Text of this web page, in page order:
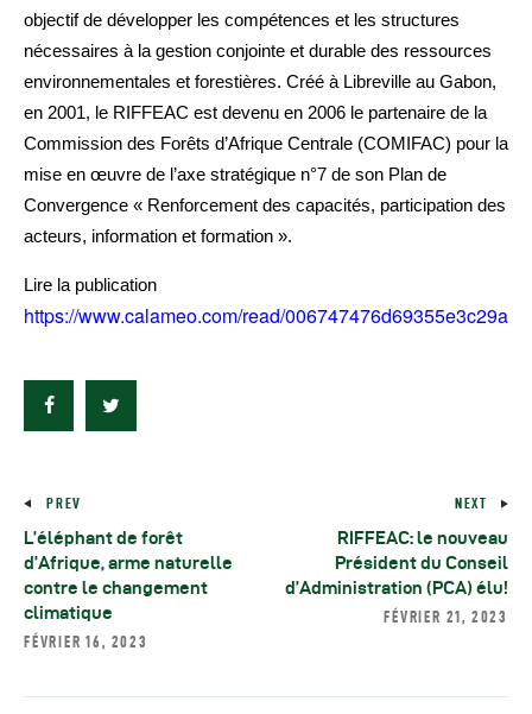
objectif de développer les compétences et les structures
nécessaires à la gestion conjointe et durable des ressources
environnementales et forestières. Créé à Libreville au Gabon,
en 2001, le RIFFEAC est devenu en 2006 le partenaire de la
Commission des Forêts d’Afrique Centrale (COMIFAC) pour la
mise en œuvre de l’axe stratégique n°7 de son Plan de
Convergence « Renforcement des capacités, participation des
acteurs, information et formation ».
Lire la publication
https://www.calameo.com/read/006747476d69355e3c29a
PREV
L’éléphant de forêt
d’Afrique, arme naturelle
contre le changement
climatique
FÉVRIER 16, 2023
NEXT
RIFFEAC: le nouveau
Président du Conseil
d’Administration (PCA) élu!
FÉVRIER 21, 2023